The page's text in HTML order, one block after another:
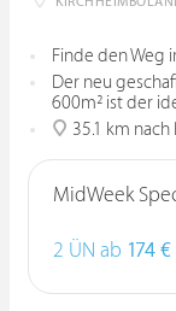
Finde den Weg
Der neu
600m² ist der
35.1 km
MidWeek
2 ÜN ab 174 €